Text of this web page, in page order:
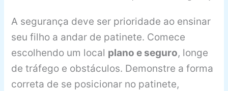
A segurança deve ser prioridade ao ensinar
seu filho a andar de patinete. Comece
escolhendo um local plano e seguro, longe
de tráfego e obstáculos. Demonstre a forma
correta de se posicionar no patinete,